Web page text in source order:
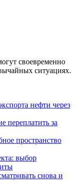
своевременно
ситуациях.
нефти через
переплатить за
пространство
выбор
снова и